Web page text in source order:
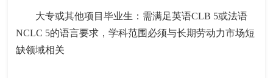
大专或其他项目毕业生：需满足英语CLB 5或法语
NCLC 5的语言要求，学科范围必须与长期劳动力市场短
缺领域相关